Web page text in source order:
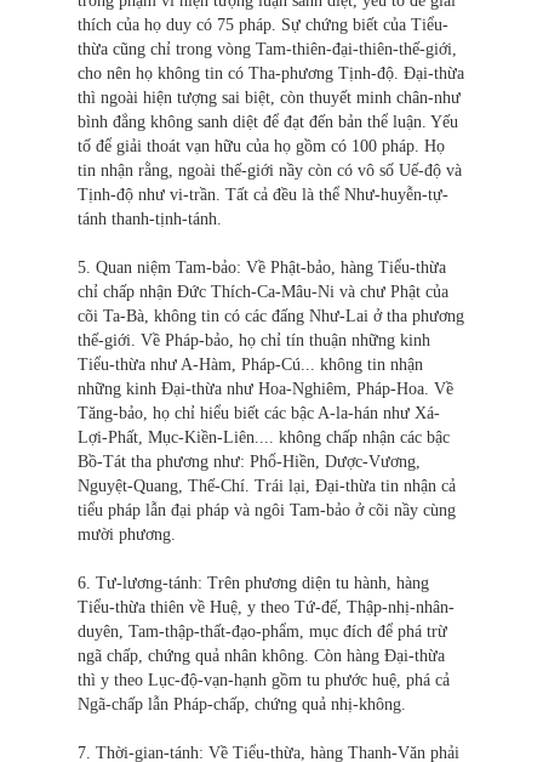
thích của họ duy có 75 pháp. Sự chứng biết của Tiểu-
thừa cũng chỉ trong vòng Tam-thiên-đại-thiên-thế-giới,
cho nên họ không tin có Tha-phương Tịnh-độ. Đại-thừa
thì ngoài hiện tượng sai biệt, còn thuyết minh chân-như
bình đẳng không sanh diệt để đạt đến bản thể luận. Yếu
tố để giải thoát vạn hữu của họ gồm có 100 pháp. Họ
tin nhận rằng, ngoài thế-giới nầy còn có vô số Uế-độ và
Tịnh-độ như vi-trần. Tất cả đều là thể Như-huyễn-tự-
tánh thanh-tịnh-tánh.
5. Quan niệm Tam-bảo: Về Phật-bảo, hàng Tiểu-thừa
chỉ chấp nhận Ðức Thích-Ca-Mâu-Ni và chư Phật của
cõi Ta-Bà, không tin có các đấng Như-Lai ở tha phương
thế-giới. Về Pháp-bảo, họ chỉ tín thuận những kinh
Tiểu-thừa như A-Hàm, Pháp-Cú... không tin nhận
những kinh Đại-thừa như Hoa-Nghiêm, Pháp-Hoa. Về
Tăng-bảo, họ chỉ hiểu biết các bậc A-la-hán như Xá-
Lợi-Phất, Mục-Kiền-Liên.... không chấp nhận các bậc
Bồ-Tát tha phương như: Phổ-Hiền, Dược-Vương,
Nguyệt-Quang, Thế-Chí. Trái lại, Đại-thừa tin nhận cả
tiểu pháp lẫn đại pháp và ngôi Tam-bảo ở cõi nầy cùng
mười phương.
6. Tư-lương-tánh: Trên phương diện tu hành, hàng
Tiểu-thừa thiên về Huệ, y theo Tứ-đế, Thập-nhị-nhân-
duyên, Tam-thập-thất-đạo-phẩm, mục đích để phá trừ
ngã chấp, chứng quả nhân không. Còn hàng Đại-thừa
thì y theo Lục-độ-vạn-hạnh gồm tu phước huệ, phá cả
Ngã-chấp lẫn Pháp-chấp, chứng quả nhị-không.
7. Thời-gian-tánh: Về Tiểu-thừa, hàng Thanh-Văn phải